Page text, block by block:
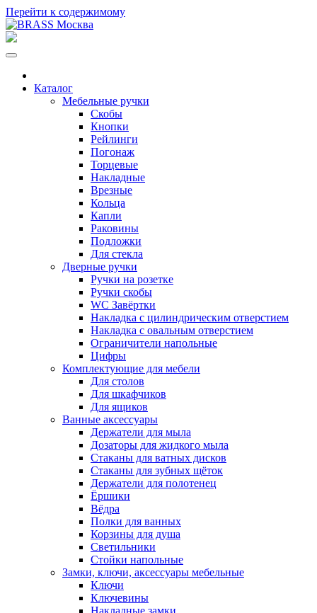
Перейти к содержимому
Каталог
Мебельные ручки
Скобы
Кнопки
Рейлинги
Погонаж
Торцевые
Накладные
Врезные
Кольца
Капли
Раковины
Подложки
Для стекла
Дверные ручки
Ручки на розетке
Ручки скобы
WC Завёртки
Накладка с цилиндрическим отверстием
Накладка с овальным отверстием
Ограничители напольные
Цифры
Комплектующие для мебели
Для столов
Для шкафчиков
Для ящиков
Ванные аксессуары
Держатели для мыла
Дозаторы для жидкого мыла
Стаканы для ватных дисков
Стаканы для зубных щёток
Держатели для полотенец
Ёршики
Вёдра
Полки для ванных
Корзины для душа
Светильники
Стойки напольные
Замки, ключи, аксессуары мебельные
Ключи
Ключевины
Накладные замки